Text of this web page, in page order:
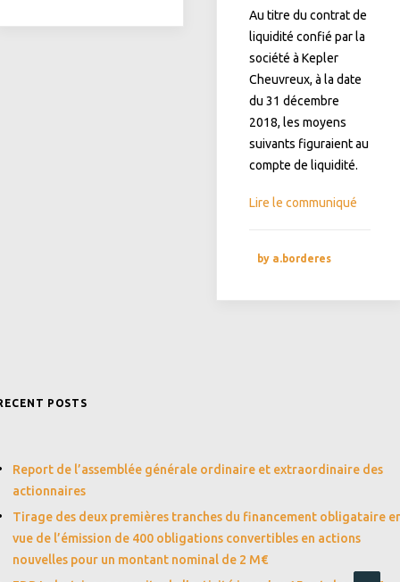
Au titre du contrat de
liquidité confié par la
société à Kepler
Cheuvreux, à la date
du 31 décembre
2018, les moyens
suivants figuraient au
compte de liquidité.
Lire le communiqué
by a.borderes
POSTS
Report de l’assemblée générale ordinaire et extraordinaire des
actionnaires
Tirage des deux premières tranches du financement obligataire
vue de l’émission de 400 obligations convertibles en actions
nouvelles pour un montant nominal de 2 M€